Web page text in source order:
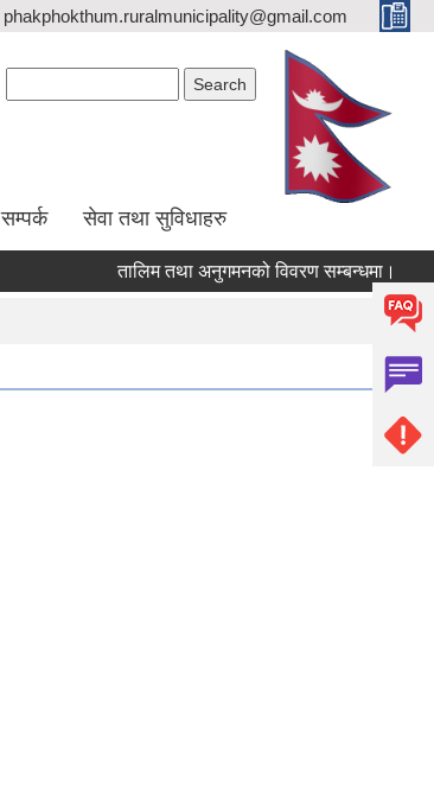
phakphokthum.ruralmunicipality@gmail.com
सम्पर्क सेवा तथा सुविधाहरु
तालिम तथा अनुगमनको विवरण सम्बन्धमा।